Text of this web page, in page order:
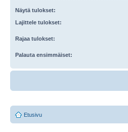
Näytä tulokset:
Lajittele tulokset:
Rajaa tulokset:
Palauta ensimmäiset:
Etusivu